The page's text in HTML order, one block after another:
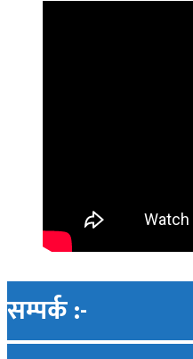
सम्पर्क :-